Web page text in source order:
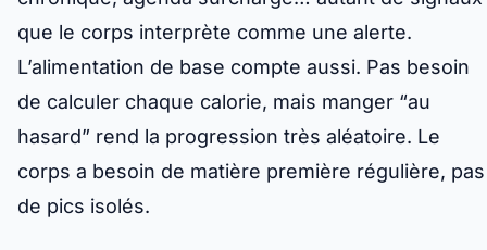
que le corps interprète comme une alerte.
L’alimentation de base compte aussi. Pas besoin
de calculer chaque calorie, mais manger “au
hasard” rend la progression très aléatoire. Le
corps a besoin de matière première régulière, pas
de pics isolés.